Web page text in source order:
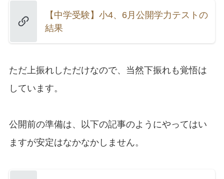
【中学受験】小4、6月公開学力テストの
結果
ただ上振れしただけなので、当然下振れも覚悟は
しています。
公開前の準備は、以下の記事のようにやってはい
ますが安定はなかなかしません。